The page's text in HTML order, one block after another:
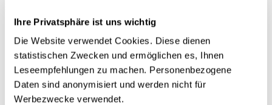
Ihre Privatsphäre ist uns wichtig
Die Website verwendet Cookies. Diese dienen
statistischen Zwecken und ermöglichen es, Ihnen
Leseempfehlungen zu machen. Personenbezogene
Daten sind anonymisiert und werden nicht für
Werbezwecke verwendet.
Effectivement. Il existe, toutefois, un nombre
grandissant de petits obstacles.
En Suisse, l’État n’accorde pas de subventions
directes aux jeunes pousses. Est-ce un